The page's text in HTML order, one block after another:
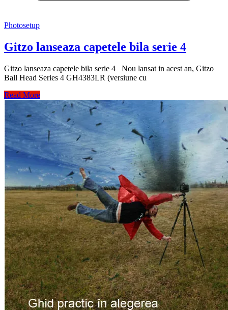
Photosetup
Gitzo lanseaza capetele bila serie 4
Gitzo lanseaza capetele bila serie 4 Nou lansat in acest an, Gitzo
Ball Head Series 4 GH4383LR (versiune cu
Read More